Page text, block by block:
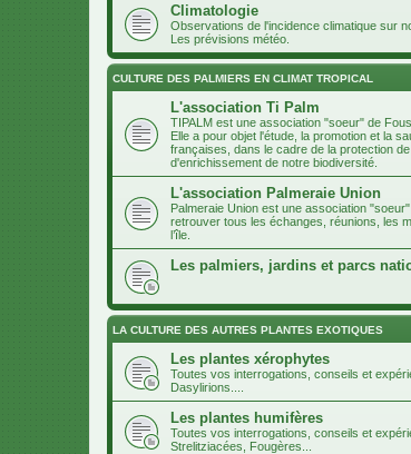
Climatologie
Observations de l'incidence climatique sur
Les prévisions météo.
CULTURE DES PALMIERS EN CLIMAT TROPICAL
L'association Ti Palm
TIPALM est une association "soeur" de
Elle a pour objet l'étude, la promotion et la
françaises, dans le cadre de la protection
d'enrichissement de notre biodiversité.
L'association Palmeraie Union
Palmeraie Union est une association
retrouver tous les échanges, réunions, les
l’île.
Les palmiers, jardins et parcs
LA CULTURE DES AUTRES PLANTES EXOTIQUES
Les plantes xérophytes
Toutes vos interrogations, conseils et
Dasylirions....
Les plantes humifères
Toutes vos interrogations, conseils et
Strelitziacées, Fougères...